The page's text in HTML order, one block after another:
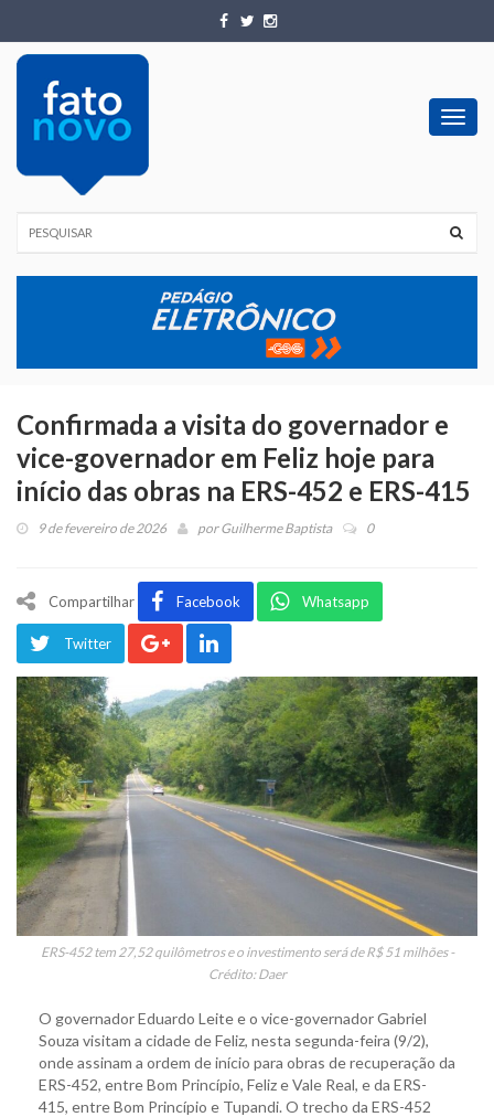
Confirmada a visita do governador e
vice-governador em Feliz hoje para
início das obras na ERS-452 e ERS-415
9 de fevereiro de 2026 porGuilherme Baptista 0
Compartilhar Facebook Whatsapp
Twitter
ERS-452 tem 27,52 quilômetros e o investimento será de R$ 51 milhões -
Crédito: Daer
O governador Eduardo Leite e o vice-governador Gabriel
Souza visitam a cidade de Feliz, nesta segunda-feira (9/2),
onde assinam a ordem de início para obras de recuperação da
ERS-452, entre Bom Princípio, Feliz e Vale Real, e da ERS-
415, entre Bom Princípio e Tupandi. O trecho da ERS-452